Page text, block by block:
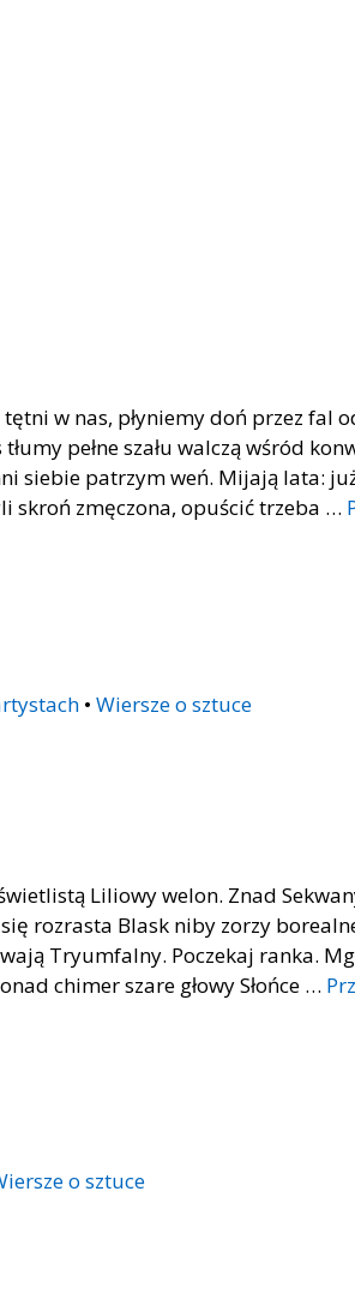
w nas, płyniemy doń przez fal
pełne szału walczą wśród
siebie patrzym weń. Mijają lata:
skroń zmęczona, opuścić trzeba …
• Wiersze o sztuce
Liliowy welon. Znad
rozrasta Blask niby zorzy
Tryumfalny. Poczekaj ranka.
chimer szare głowy Słońce …
o sztuce